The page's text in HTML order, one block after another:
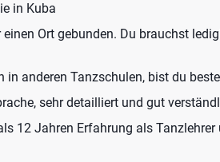
in Kuba
Ort gebunden. Du brauchst
in anderen Tanzschulen, bist du
sehr detailliert und gut
12 Jahren Erfahrung als